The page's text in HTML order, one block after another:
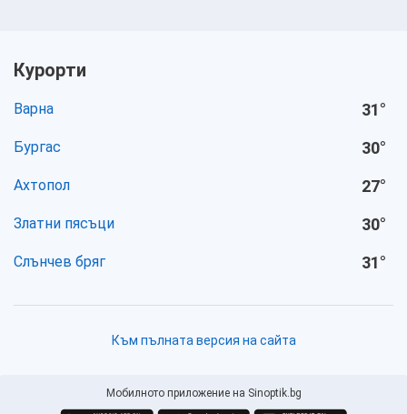
Курорти
Варна 31°
Бургас 30°
Ахтопол 27°
Златни пясъци 30°
Слънчев бряг 31°
Към пълната версия на сайта
Мобилното приложение на Sinoptik.bg